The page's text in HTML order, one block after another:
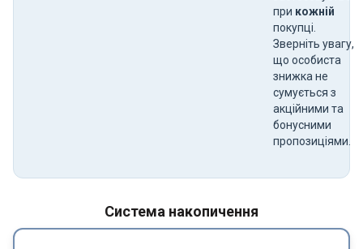
при кожній
покупці.
Зверніть увагу,
що особиста
знижка не
сумується з
акційними та
бонусними
пропозиціями.
Система накопичення